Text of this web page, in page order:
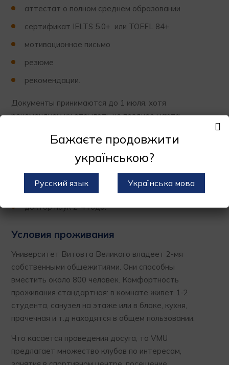
аттестат о полном среднем образовании
сертификат IELTS 5.0+ или TOEFL 84+
мотивационное письмо
резюме
рекомендации.
Документы принимаются до 1 июля, хотя
рекомендуем их отсылать не позднее марта –
бакалавр 4 года
магистр 2 года
доктор наук 2-4 года.
Условия проживания
Университет Витовта Великого владеет 2-мя
собственными общежитиями. Они способны
вместить около 800 человек. Комфортность
проживания стандартная: в комнате живет 1-2
студента, санузел на этаже или в блоке, кухня,
прачечная и т.д находятся в общем пользовании.
Что касается проведения досуга, то VMU
предлагает множество клубов по интересам,
Бажаєте продовжити
українською?
Русский язык Українська мова